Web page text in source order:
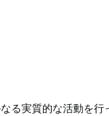
る実質的な活動を